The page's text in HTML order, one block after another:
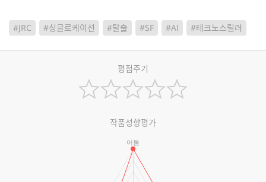
#JRC #싱글로케이션 #탈출 #SF #AI #테크노스릴러
평점주기
작품성향평가
어둠